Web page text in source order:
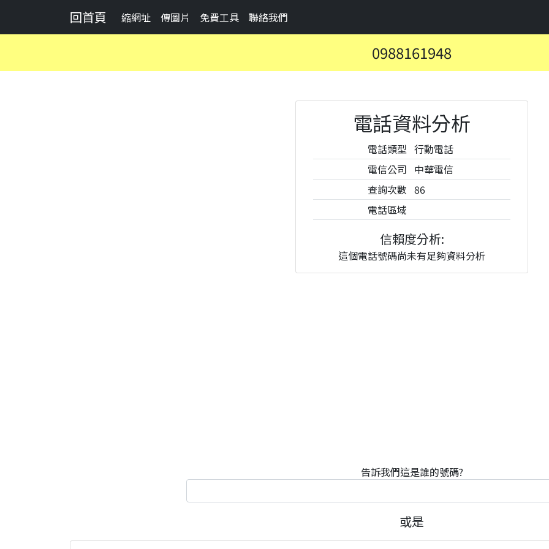
回首頁 縮網址 傳圖片 免費工具 聯絡我們
0988161948
電話資料分析
電話類型 行動電話
電信公司 中華電信
查詢次數 86
電話區域
信賴度分析:
這個電話號碼尚未有足夠資料分析
告訴我們這是誰的號碼?
或是